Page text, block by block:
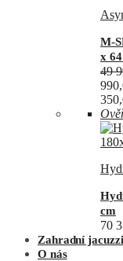
M-
x
49
cm
70
Zahradní jacuzzi
O nás